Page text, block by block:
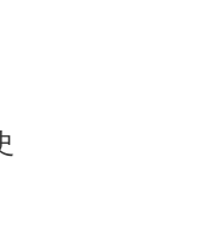
す。
万円でした。